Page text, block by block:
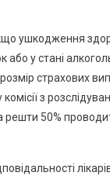
ушкодження
або у стані
розмір страхових
комісії з
решти 50%